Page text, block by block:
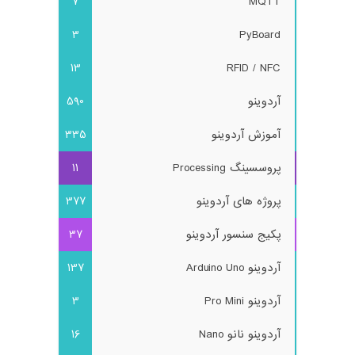
PyBoard
3
RFID / NFC
13
آردوینو
590
آموزش آردوینو
335
پروسسینگ Processing
11
پروژه های آردوینو
377
پکیج سنسور آردوینو
37
آردوینو Arduino Uno
137
آردوینو Pro Mini
3
آردوینو نانو Nano
16